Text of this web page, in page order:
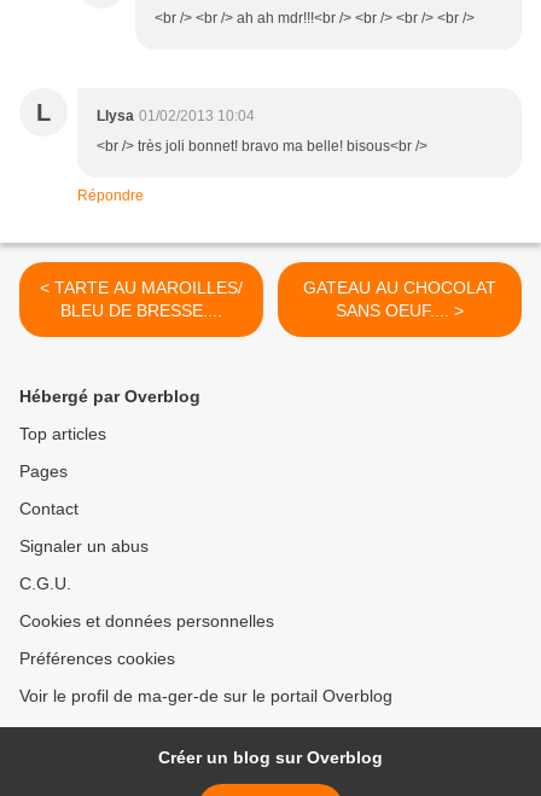
<br /> <br /> ah ah mdr!!!<br /> <br /> <br /> <br />
L Llysa 01/02/2013 10:04
<br /> très joli bonnet! bravo ma belle! bisous<br />
Répondre
< TARTE AU MAROILLES/
BLEU DE BRESSE....
GATEAU AU CHOCOLAT
SANS OEUF.... >
Hébergé par Overblog
Top articles
Pages
Contact
Signaler un abus
C.G.U.
Cookies et données personnelles
Préférences cookies
Voir le profil de ma-ger-de sur le portail Overblog
Créer un blog sur Overblog